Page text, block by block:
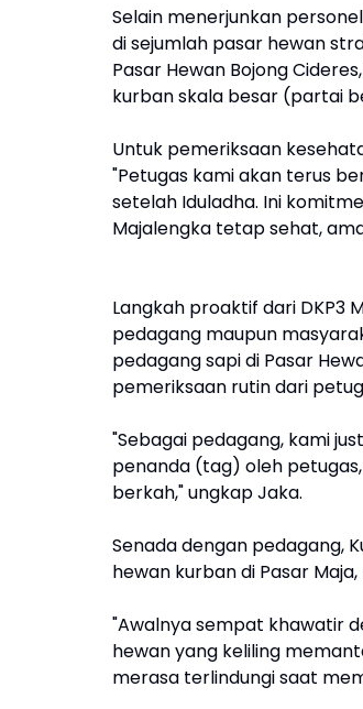
Selain menerjunkan
di sejumlah pasar hewan
Pasar Hewan Bojong
kurban skala besar (partai
Untuk pemeriksaan
"Petugas kami akan terus
setelah Iduladha. Ini
Majalengka tetap sehat,
Langkah proaktif dari DKP3
pedagang maupun
pedagang sapi di Pasar
pemeriksaan rutin dari
"Sebagai pedagang, kami
penanda (tag) oleh
berkah," ungkap Jaka.
Senada dengan pedagang,
hewan kurban di Pasar
"Awalnya sempat khawatir
hewan yang keliling
merasa terlindungi saat